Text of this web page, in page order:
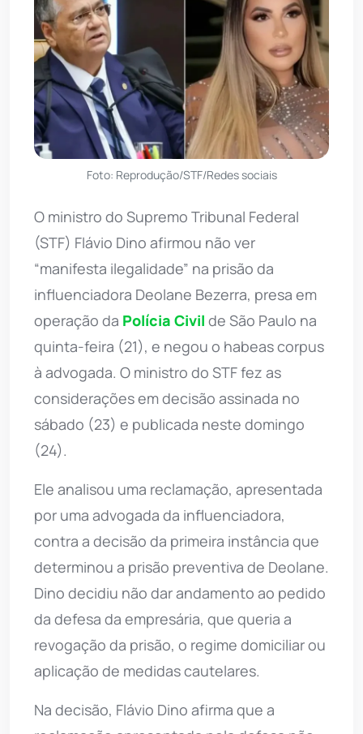
Foto: Reprodução/STF/Redes sociais
O ministro do Supremo Tribunal Federal
(STF) Flávio Dino afirmou não ver
“manifesta ilegalidade” na prisão da
influenciadora Deolane Bezerra, presa em
operação da Polícia Civil de São Paulo na
quinta-feira (21), e negou o habeas corpus
à advogada. O ministro do STF fez as
considerações em decisão assinada no
sábado (23) e publicada neste domingo
(24).
Ele analisou uma reclamação, apresentada
por uma advogada da influenciadora,
contra a decisão da primeira instância que
determinou a prisão preventiva de Deolane.
Dino decidiu não dar andamento ao pedido
da defesa da empresária, que queria a
revogação da prisão, o regime domiciliar ou
aplicação de medidas cautelares.
Na decisão, Flávio Dino afirma que a